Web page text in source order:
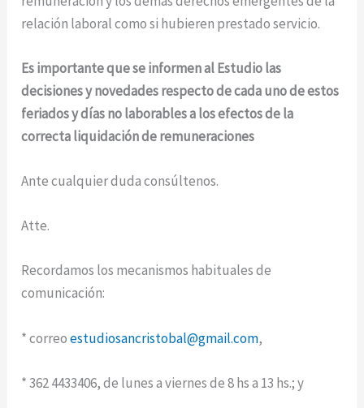
relación laboral como si hubieren prestado servicio.
Es importante que se informen al Estudio las
decisiones y novedades respecto de cada uno de estos
feriados y días no laborables a los efectos de la
correcta liquidación de remuneraciones
Ante cualquier duda consúltenos.
Atte.
Recordamos los mecanismos habituales de
comunicación:
* correoestudiosancristobal@gmail.com,
* 362 4433406, de lunes a viernes de 8 hs a 13 hs.; y